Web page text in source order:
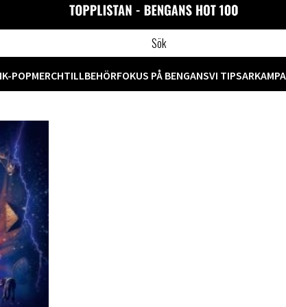
K-POPMERCHTILLBEHÖRFOKUS PÅ BENGANSVI TIPSAR